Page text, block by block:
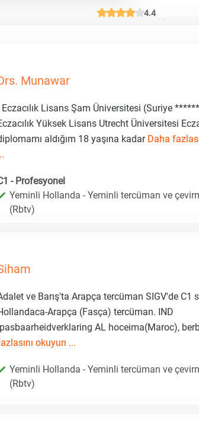
4.4
Munawar
Eczacılık Lisans Şam Üniversitesi (Suriye
Yüksek Lisans Utrecht Üniversitesi
aldığım 18 yaşına kadar Daha
- Profesyonel
Yeminli Hollanda - Yeminli tercüman ve
(Rbtv)
ve Barış'ta Arapça tercüman SIGV'de C1
Arapça (Fasça) tercüman. IND
AL hoceima(Maroc),
okuyun ...
Yeminli Hollanda - Yeminli tercüman ve
(Rbtv)